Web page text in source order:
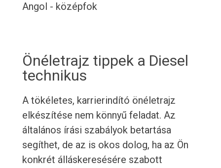
Angol - középfok
Önéletrajz tippek a Diesel
technikus
A tökéletes, karrierindító önéletrajz
elkészítése nem könnyű feladat. Az
általános írási szabályok betartása
segíthet, de az is okos dolog, ha az Ön
konkrét álláskeresésére szabott